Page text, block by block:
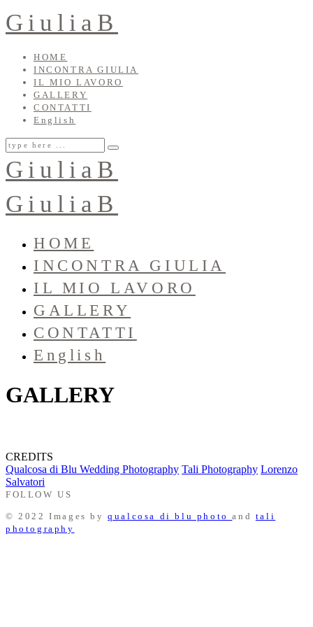
GiuliaB
HOME
INCONTRA GIULIA
IL MIO LAVORO
GALLERY
CONTATTI
English
GiuliaB
GiuliaB
HOME
INCONTRA GIULIA
IL MIO LAVORO
GALLERY
CONTATTI
English
GALLERY
CREDITS
Qualcosa di Blu Wedding Photography Tali Photography Lorenzo
Salvatori
FOLLOW US
© 2022 Images byqualcosa di blu photoand tali
photography